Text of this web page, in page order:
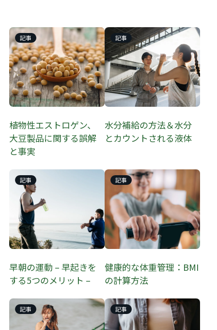
記事
植物性エストロゲン、
大豆製品に関する誤解
と事実
記事
水分補給の方法＆水分
とカウントされる液体
記事
早朝の運動 – 早起きを
する5つのメリット –
記事
健康的な体重管理：BMI
の計算方法
記事 記事